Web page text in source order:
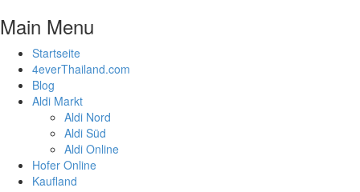
Main Menu
Startseite
4everThailand.com
Blog
Aldi Markt
Aldi Nord
Aldi Süd
Aldi Online
Hofer Online
Kaufland